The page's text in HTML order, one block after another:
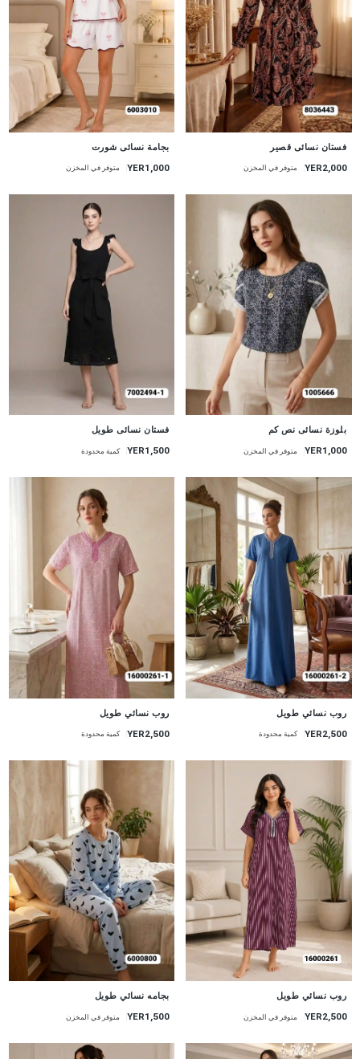
فستان نسائى قصير
YER2,000 متوفر في المخزن
بجامة نسائى شورت
YER1,000 متوفر في المخزن
جديد
بلوزة نسائى نص كم
YER1,000 متوفر في المخزن
جديد
فستان نسائى طويل
YER1,500 كمية محدودة
روب نسائي طويل
YER2,500 كمية محدودة
روب نسائي طويل
YER2,500 كمية محدودة
روب نسائي طويل
YER2,500 متوفر في المخزن
بجامه نسائي طويل
YER1,500 متوفر في المخزن